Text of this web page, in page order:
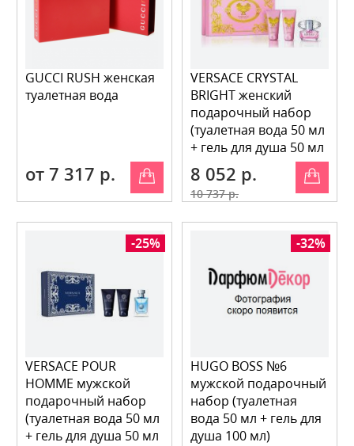
GUCCI RUSH женская
туалетная вода
от 7 317 р.
VERSACE CRYSTAL
BRIGHT женский
подарочный набор
(туалетная вода 50 мл
+ гель для душа 50 мл
+ молочк
8 052 р.
10 737 р.
-25%
VERSACE POUR
HOMME мужской
подарочный набор
(туалетная вода 50 мл
+ гель для душа 50 мл
-32%
HUGO BOSS №6
мужской подарочный
набор (туалетная
вода 50 мл + гель для
душа 100 мл)